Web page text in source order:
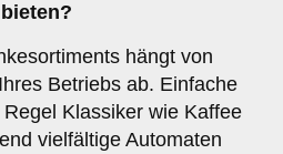
hängt von
Betriebs ab. Einfache
Klassiker wie Kaffee
vielfältige Automaten